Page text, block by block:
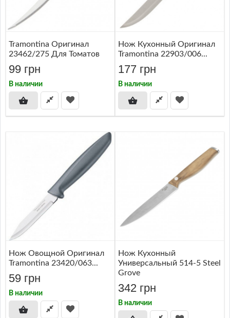
Tramontina Оригинал
23462/275 Для Томатов
99 грн
В наличии
Нож Кухонный Оригинал
Tramontina 22903/006...
177 грн
В наличии
Нож Овощной Оригинал
Tramontina 23420/063...
59 грн
В наличии
Нож Кухонный
Универсальный 514-5 Steel
Grove
342 грн
В наличии